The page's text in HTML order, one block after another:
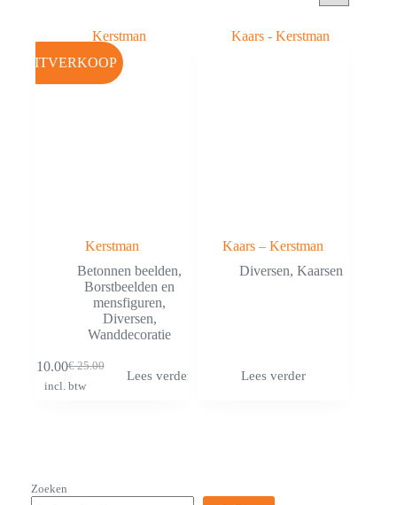
UITVERKOOP
Kerstman
Betonnen beelden,
Borstbeelden en
mensfiguren,
Diversen,
Wanddecoratie
€25.00
10.00
incl. btw
Lees verder
Kaars – Kerstman
Diversen, Kaarsen
Lees verder
Zoeken